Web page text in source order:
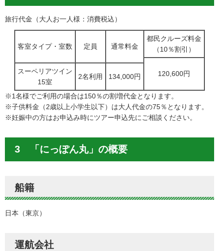
旅行代金（大人お一人様：消費税込）
客室タイプ・室数 定員 通常料金
都民クルーズ料金
（10％割引）
120,600円
スーペリアツイン
15室
2名利用 134,000円
※1名様でご利用の場合は150％の割増代金となります。
※子供料金（2歳以上小学生以下）は大人代金の75％となります。
※妊娠中の方はお申込み時にツアー申込先にご相談ください。
3 「にっぽん丸」の概要
船籍
日本（東京）
運航会社